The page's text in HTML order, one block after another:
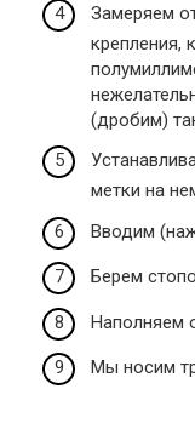
Замеряем
крепления,
(дробим)
метки на
Вводим
Берем
Наполняем
Мы носим